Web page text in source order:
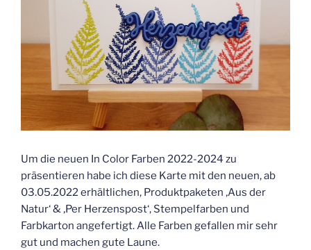
Um die neuen In Color Farben 2022-2024 zu
präsentieren habe ich diese Karte mit den neuen, ab
03.05.2022 erhältlichen, Produktpaketen ‚Aus der
Natur‘ & ‚Per Herzenspost‘, Stempelfarben und
Farbkarton angefertigt. Alle Farben gefallen mir sehr
gut und machen gute Laune.